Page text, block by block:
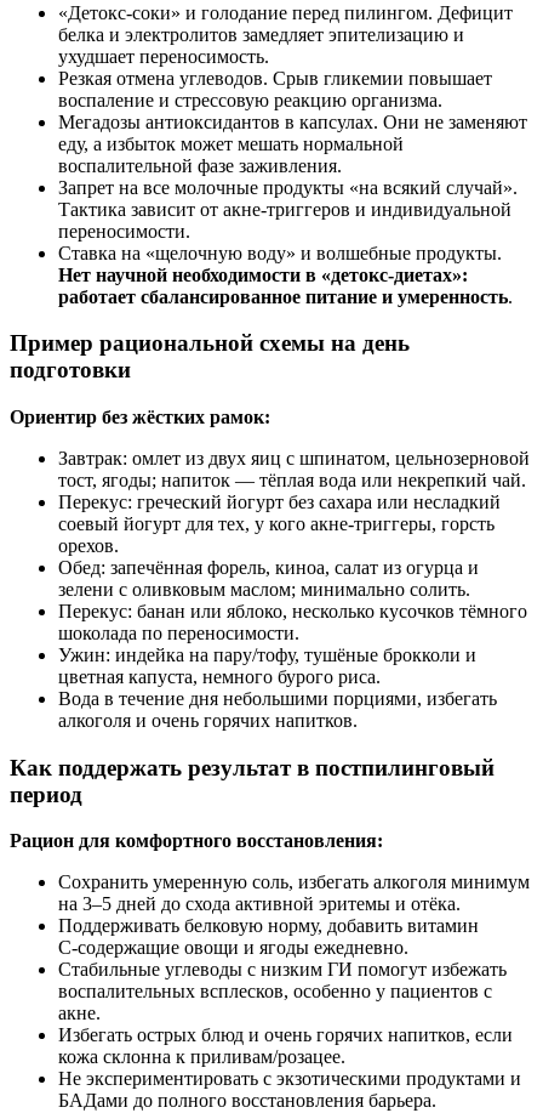
«Детокс‑соки» и голодание перед пилингом. Дефицит
белка и электролитов замедляет эпителизацию и
ухудшает переносимость.
Резкая отмена углеводов. Срыв гликемии повышает
воспаление и стрессовую реакцию организма.
Мегадозы антиоксидантов в капсулах. Они не заменяют
еду, а избыток может мешать нормальной
воспалительной фазе заживления.
Запрет на все молочные продукты «на всякий случай».
Тактика зависит от акне‑триггеров и индивидуальной
переносимости.
Ставка на «щелочную воду» и волшебные продукты.
Нет научной необходимости в «детокс‑диетах»:
работает сбалансированное питание и умеренность.
Пример рациональной схемы на день
подготовки
Ориентир без жёстких рамок:
Завтрак: омлет из двух яиц с шпинатом, цельнозерновой
тост, ягоды; напиток — тёплая вода или некрепкий чай.
Перекус: греческий йогурт без сахара или несладкий
соевый йогурт для тех, у кого акне‑триггеры, горсть
орехов.
Обед: запечённая форель, киноа, салат из огурца и
зелени с оливковым маслом; минимально солить.
Перекус: банан или яблоко, несколько кусочков тёмного
шоколада по переносимости.
Ужин: индейка на пару/тофу, тушёные брокколи и
цветная капуста, немного бурого риса.
Вода в течение дня небольшими порциями, избегать
алкоголя и очень горячих напитков.
Как поддержать результат в постпилинговый
период
Рацион для комфортного восстановления:
Сохранить умеренную соль, избегать алкоголя минимум
на 3–5 дней до схода активной эритемы и отёка.
Поддерживать белковую норму, добавить витамин
С‑содержащие овощи и ягоды ежедневно.
Стабильные углеводы с низким ГИ помогут избежать
воспалительных всплесков, особенно у пациентов с
акне.
Избегать острых блюд и очень горячих напитков, если
кожа склонна к приливам/розацее.
Не экспериментировать с экзотическими продуктами и
БАДами до полного восстановления барьера.